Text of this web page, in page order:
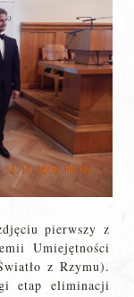
pierwszy z
Umiejętności
z Rzymu).
etap eliminacji